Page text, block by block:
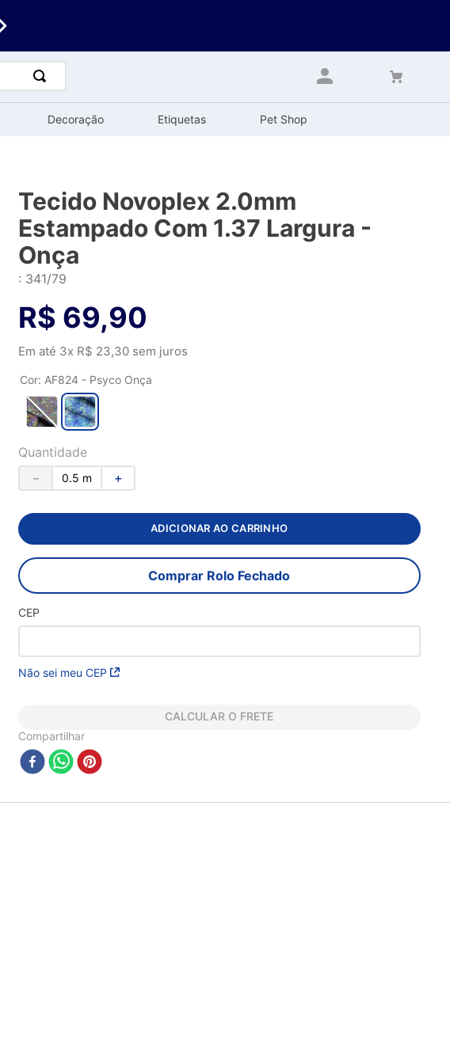
Decoração Etiquetas Pet Shop
Tecido Novoplex 2.0mm
Estampado Com 1.37 Largura -
Onça
: 341/79
R$ 69,90
Em até 3x R$ 23,30sem juros
Cor: AF824 - Psyco Onça
Quantidade
＋
－
ADICIONAR AO CARRINHO
Comprar Rolo Fechado
CEP
Não sei meu CEP
CALCULAR O FRETE
Compartilhar